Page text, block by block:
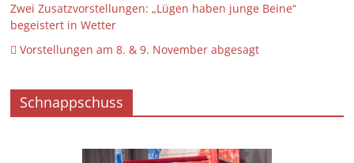
Zwei Zusatzvorstellungen: „Lügen haben junge Beine“
begeistert in Wetter
 Vorstellungen am 8. & 9. November abgesagt
Schnappschuss